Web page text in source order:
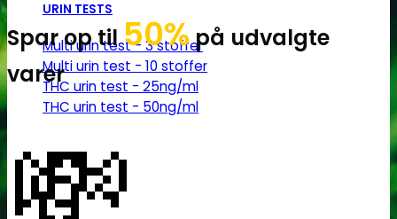
URIN TESTS
Multi urin test - 3 stoffer
Multi urin test - 10 stoffer
THC urin test - 25ng/ml
THC urin test - 50ng/ml
Spar op til50%på udvalgte
varer